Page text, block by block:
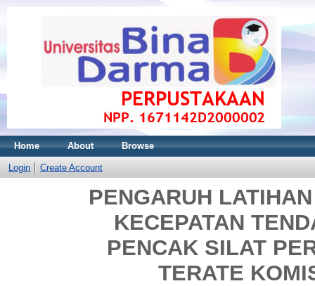
Home About Browse
Login Create Account
PENGARUH
KECEPATAN
PENCAK SILAT
TERATE